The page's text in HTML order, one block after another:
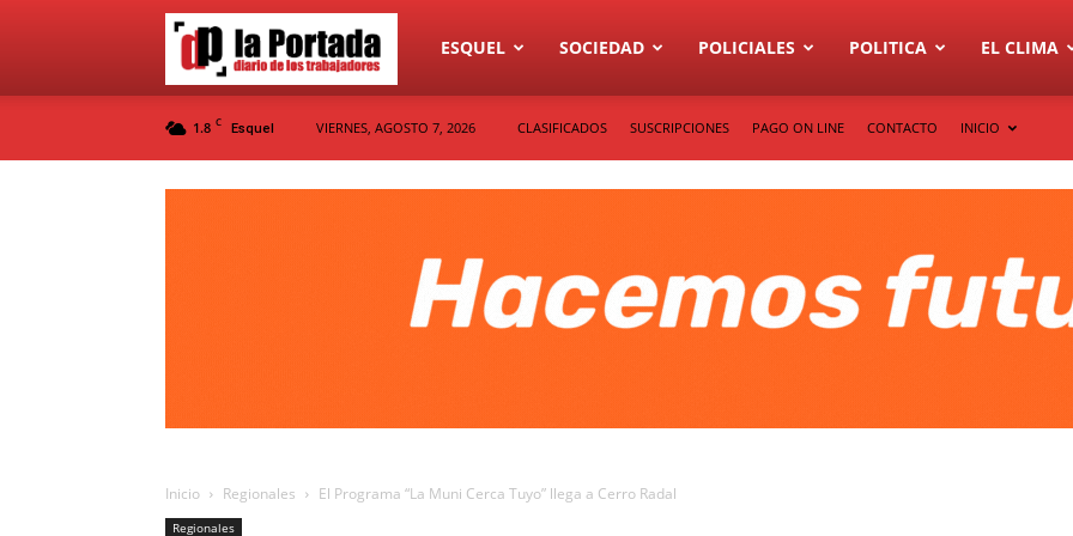
Diario
La
ESQUEL SOCIEDAD POLICIALES POLITICA EL CLIMA
1.8 C Esquel VIERNES, AGOSTO 7, 2026 CLASIFICADOS SUSCRIPCIONES PAGO ON LINE CONTACTO INICIO
Inicio Regionales El Programa “La Muni Cerca Tuyo” llega a Cerro Radal
Regionales